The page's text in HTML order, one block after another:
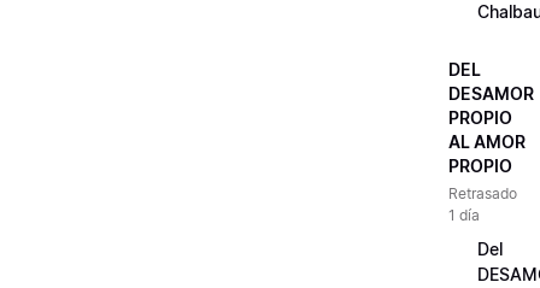
DEL
DESAMOR
PROPIO
AL AMOR
PROPIO
Retrasado
1 día
Del